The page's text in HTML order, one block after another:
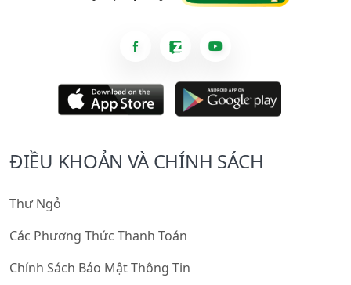
ĐIỀU KHOẢN VÀ CHÍNH SÁCH
Thư Ngỏ
Các Phương Thức Thanh Toán
Chính Sách Bảo Mật Thông Tin